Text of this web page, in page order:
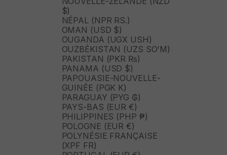
$)
NÉPAL (NPR RS.)
OMAN (USD $)
OUGANDA (UGX USH)
OUZBÉKISTAN (UZS SO'M)
PAKISTAN (PKR ₨)
PANAMA (USD $)
PAPOUASIE-NOUVELLE-
GUINÉE (PGK K)
PARAGUAY (PYG ₲)
PAYS-BAS (EUR €)
PHILIPPINES (PHP ₱)
POLOGNE (EUR €)
POLYNÉSIE FRANÇAISE
(XPF FR)